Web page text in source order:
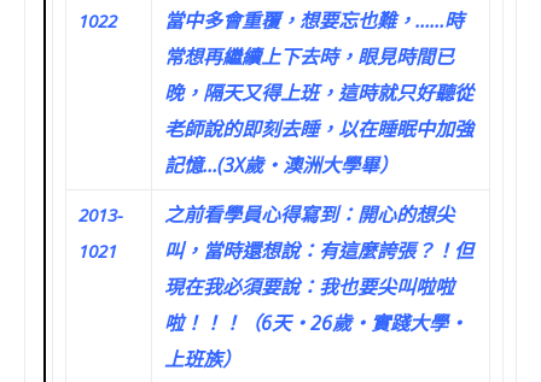
1022
當中多會重覆，想要忘也難，……時
常想再繼續上下去時，眼見時間已
晚，隔天又得上班，這時就只好聽從
老師說的即刻去睡，以在睡眠中加強
記憶…(3X歲‧澳洲大學畢）
2013-
1021
之前看學員心得寫到：開心的想尖
叫，當時還想說：有這麼誇張？！但
現在我必須要說：我也要尖叫啦啦
啦！！！（6天‧26歲‧實踐大學‧
上班族）